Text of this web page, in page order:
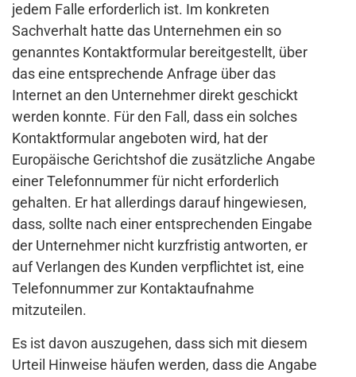
jedem Falle erforderlich ist. Im konkreten
Sachverhalt hatte das Unternehmen ein so
genanntes Kontaktformular bereitgestellt, über
das eine entsprechende Anfrage über das
Internet an den Unternehmer direkt geschickt
werden konnte. Für den Fall, dass ein solches
Kontaktformular angeboten wird, hat der
Europäische Gerichtshof die zusätzliche Angabe
einer Telefonnummer für nicht erforderlich
gehalten. Er hat allerdings darauf hingewiesen,
dass, sollte nach einer entsprechenden Eingabe
der Unternehmer nicht kurzfristig antworten, er
auf Verlangen des Kunden verpflichtet ist, eine
Telefonnummer zur Kontaktaufnahme
mitzuteilen.
Es ist davon auszugehen, dass sich mit diesem
Urteil Hinweise häufen werden, dass die Angabe